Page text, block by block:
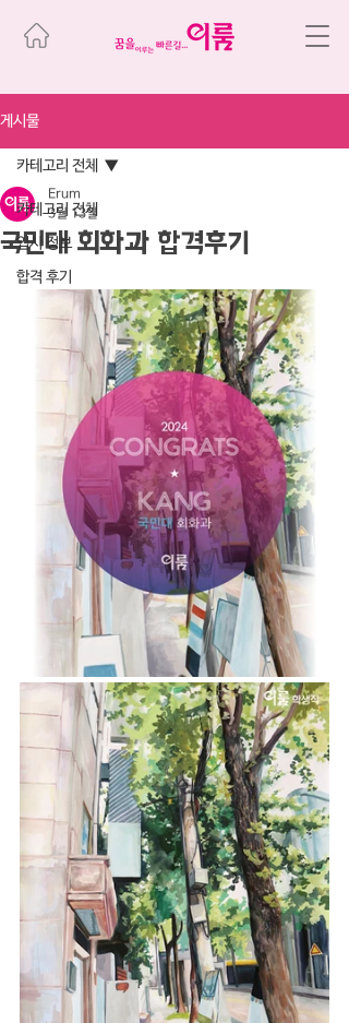
게시물
카테고리 전체
입시 정보
합격 후기
카테고리 전체
국민대 회화과 합격후기
Erum
3월 13일